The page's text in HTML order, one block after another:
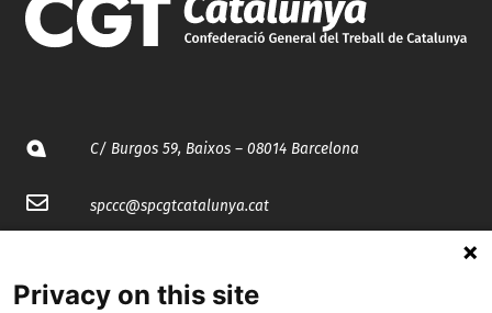
C/ Burgos 59, Baixos – 08014 Barcelona
spccc@spcgtcatalunya.cat
Privacy on this site